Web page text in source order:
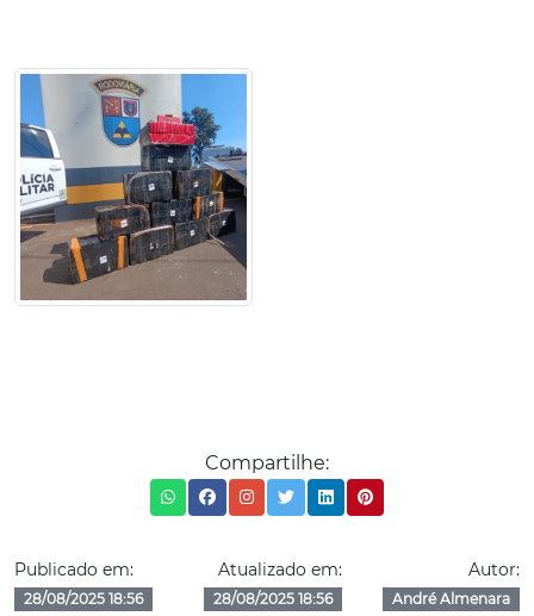
Compartilhe:
Publicado em:
28/08/2025 18:56
Atualizado em:
28/08/2025 18:56
Autor:
André Almenara